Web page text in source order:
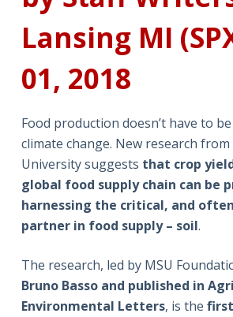
Lansing MI
01, 2018
Food production doesn’t have to
climate change. New research
University suggests that crop
global food supply chain can be
harnessing the critical, and
partner in food supply – soil.
The research, led by MSU
Bruno Basso and published in
Environmental Letters, is the